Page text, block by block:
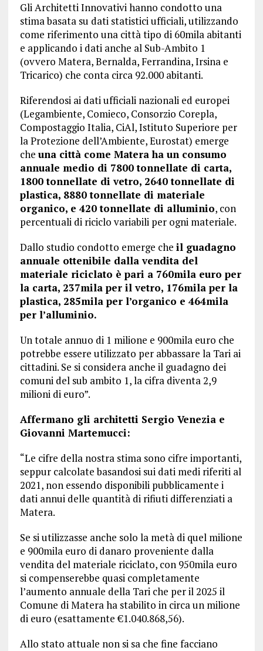
Gli Architetti Innovativi hanno condotto una
stima basata su dati statistici ufficiali, utilizzando
come riferimento una città tipo di 60mila abitanti
e applicando i dati anche al Sub-Ambito 1
(ovvero Matera, Bernalda, Ferrandina, Irsina e
Tricarico) che conta circa 92.000 abitanti.
Riferendosi ai dati ufficiali nazionali ed europei
(Legambiente, Comieco, Consorzio Corepla,
Compostaggio Italia, CiAl, Istituto Superiore per
la Protezione dell’Ambiente, Eurostat) emerge
che una città come Matera ha un consumo
annuale medio di 7800 tonnellate di carta,
1800 tonnellate di vetro, 2640 tonnellate di
plastica, 8880 tonnellate di materiale
organico, e 420 tonnellate di alluminio, con
percentuali di riciclo variabili per ogni materiale.
Dallo studio condotto emerge che il guadagno
annuale ottenibile dalla vendita del
materiale riciclato è pari a 760mila euro per
la carta, 237mila per il vetro, 176mila per la
plastica, 285mila per l’organico e 464mila
per l’alluminio.
Un totale annuo di 1 milione e 900mila euro che
potrebbe essere utilizzato per abbassare la Tari ai
cittadini. Se si considera anche il guadagno dei
comuni del sub ambito 1, la cifra diventa 2,9
milioni di euro”.
Affermano gli architetti Sergio Venezia e
Giovanni Martemucci:
“Le cifre della nostra stima sono cifre importanti,
seppur calcolate basandosi sui dati medi riferiti al
2021, non essendo disponibili pubblicamente i
dati annui delle quantità di rifiuti differenziati a
Matera.
Se si utilizzasse anche solo la metà di quel milione
e 900mila euro di danaro proveniente dalla
vendita del materiale riciclato, con 950mila euro
si compenserebbe quasi completamente
l’aumento annuale della Tari che per il 2025 il
Comune di Matera ha stabilito in circa un milione
di euro (esattamente €1.040.868,56).
Allo stato attuale non si sa che fine facciano